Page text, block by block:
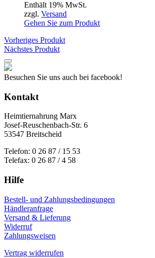
auf
bis
Enthält 19% MwSt.
zzgl. Versand
Gehen Sie zum Produkt
Vorheriges Produkt
Nächstes Produkt
Besuchen Sie uns auch bei facebook!
Kontakt
Heimtiernahrung Marx
Josef-Reuschenbach-Str. 6
53547 Breitscheid
Telefon: 0 26 87 / 15 53
Telefax: 0 26 87 / 4 58
Hilfe
Bestell- und Zahlungsbedingungen
Händleranfrage
Versand & Lieferung
Widerruf
Zahlungsweisen
Vertrag widerrufen